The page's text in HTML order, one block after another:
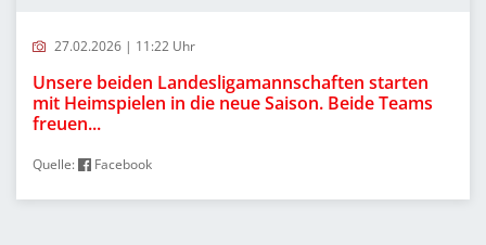
27.02.2026 | 11:22 Uhr
Unsere beiden Landesligamannschaften starten
mit Heimspielen in die neue Saison. Beide Teams
freuen...
Quelle: Facebook